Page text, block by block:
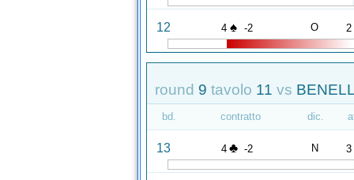
12 4 ♠ -2 O 2
round 9 tavolo 11 vs
bd. contratto dic.
13 4 ♣ -2 N 3